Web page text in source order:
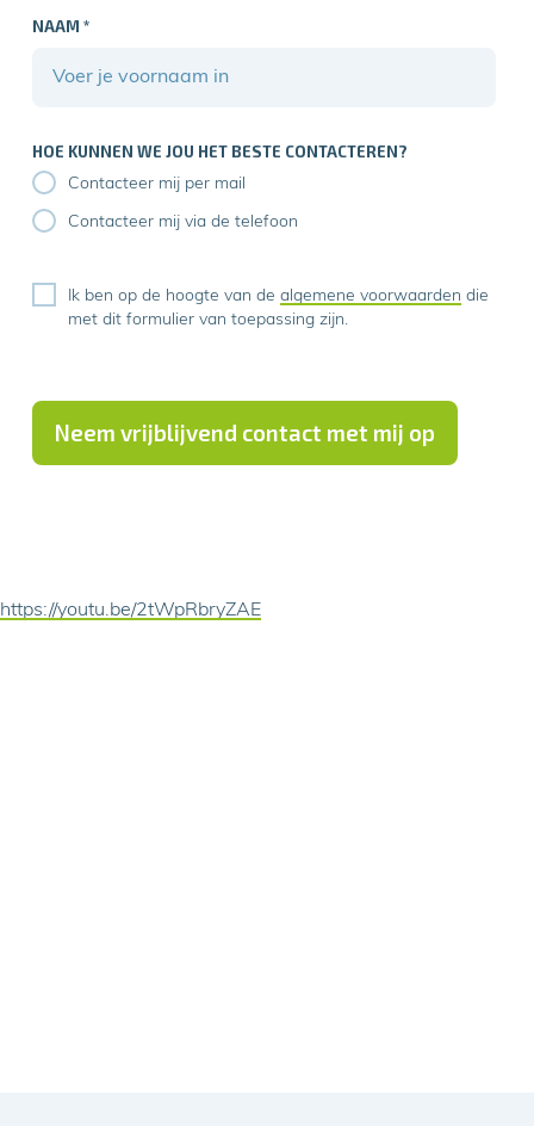
NAAM*
HOE KUNNEN WE JOU HET BESTE CONTACTEREN?
Contacteer mij per mail
Contacteer mij via de telefoon
Ik ben op de hoogte van dealgemene voorwaarden die
met dit formulier van toepassing zijn.
Neem vrijblijvend contact met mij op
https://youtu.be/2tWpRbryZAE